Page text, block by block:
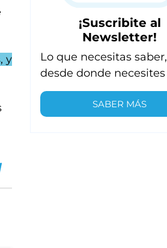
y
¡Suscribite al
Newsletter!
Lo que necesitas saber,
desde donde necesites
SABER MÁS